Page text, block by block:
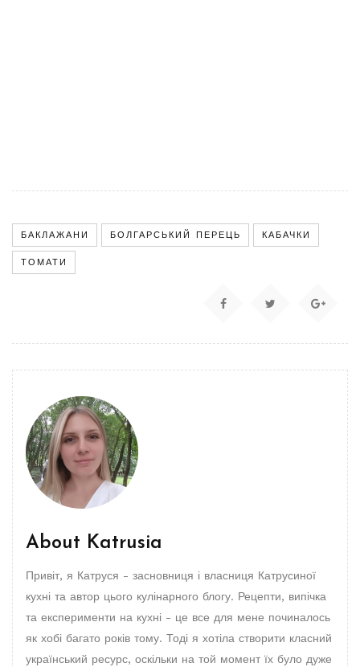
БАКЛАЖАНИ БОЛГАРСЬКИЙ ПЕРЕЦЬ КАБАЧКИ
ТОМАТИ
About Katrusia
Привіт, я Катруся - засновниця і власниця Катрусиної
кухні та автор цього кулінарного блогу. Рецепти, випічка
та експерименти на кухні - це все для мене починалось
як хобі багато років тому. Тоді я хотіла створити класний
український ресурс, оскільки на той момент їх було дуже